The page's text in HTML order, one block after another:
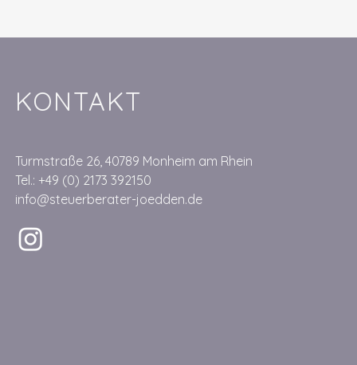
KONTAKT
​​Turmstraße 26, 40789 Monheim am Rhein
Tel.: +49 (0) 2173 392150
info@steuerberater-joedden.de